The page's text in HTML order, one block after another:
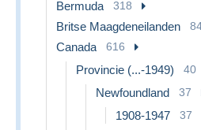
Bermuda 318
Britse Maagdeneilanden
Canada 616
Provincie (...-1949) 40
Newfoundland 37
1908-1947 37